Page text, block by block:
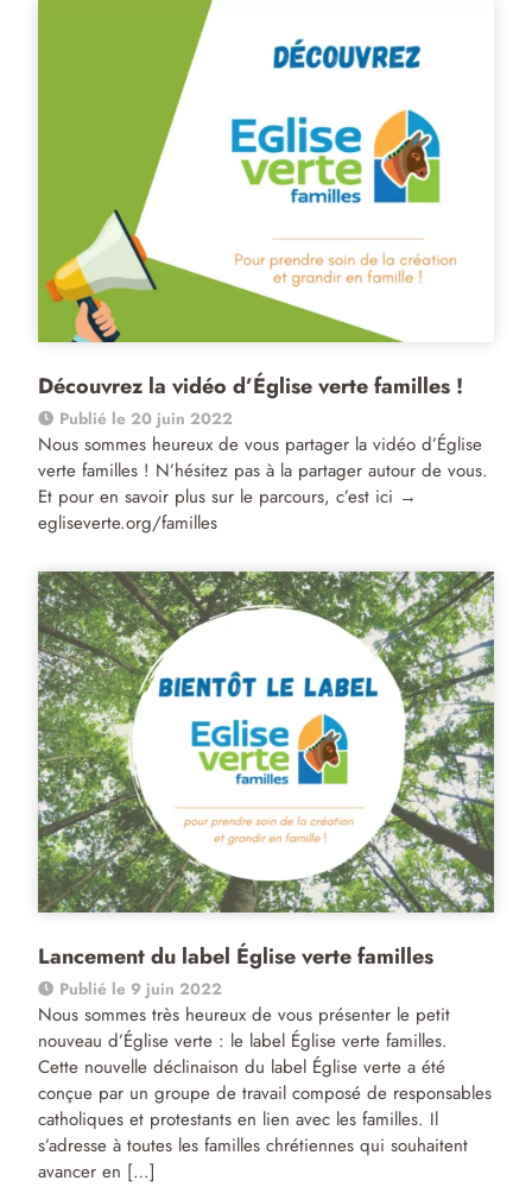
Découvrez la vidéo d’Église verte familles !
Publié le 20 juin 2022
Nous sommes heureux de vous partager la vidéo d’Église
verte familles ! N’hésitez pas à la partager autour de vous.
Et pour en savoir plus sur le parcours, c’est ici →
egliseverte.org/familles
Lancement du label Église verte familles
Publié le 9 juin 2022
Nous sommes très heureux de vous présenter le petit
nouveau d’Église verte : le label Église verte familles.
Cette nouvelle déclinaison du label Église verte a été
conçue par un groupe de travail composé de responsables
catholiques et protestants en lien avec les familles. Il
s’adresse à toutes les familles chrétiennes qui souhaitent
avancer en […]